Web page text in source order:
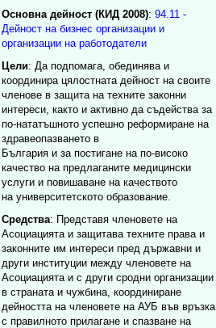
Основна дейност (КИД 2008): 94.11 -
Дейност на бизнес организации и
организации на работодатели
Цели: Да подпомага, обединява и
координира цялостната дейност на своите
членове в защита на техните законни
интереси, както и активно да съдейства за
по-нататъшното успешно реформиране на
здравеопазването в
България и за постигане на по-високо
качество на предлаганите медицински
услуги и повишаване на качеството
на университетското образование.
Средства: Представя членовете на
Асоциацията и защитава техните права и
законните им интереси пред държавни и
други институции между членовете на
Асоциацията и с други сродни организации
в страната и чужбина, координиране
дейността на членовете на АУБ във връзка
с правилното прилагане и спазване на